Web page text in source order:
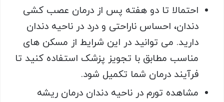
احتمالا تا دو هفته پس از درمان عصب کشی
دندان، احساس ناراحتی و درد در ناحیه دندان
دارید. می توانید در این شرایط از مسکن های
مناسب مطابق با تجویز پزشک استفاده کنید تا
فرآیند درمان شما تکمیل شود.
مشاهده تورم در ناحیه دندان درمان ریشه